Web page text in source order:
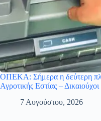
ΟΠΕΚΑ: Σήμερα η δεύτερη
Αγροτικής Εστίας –
7 Αυγούστου, 2026